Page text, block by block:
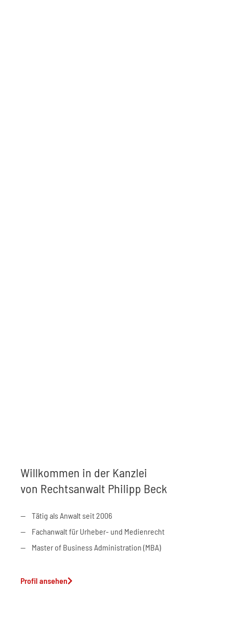
Willkommen in der Kanzlei
von Rechtsanwalt Philipp Beck
Tätig als Anwalt seit 2006
Fachanwalt für Urheber- und Medienrecht
Master of Business Administration (MBA)
Profil ansehen